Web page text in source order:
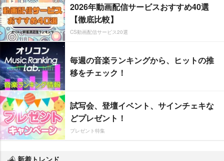
2026年動画配信サービスおすすめ40選
【徹底比較】
CS動画配信サービス20選
毎週の音楽ランキングから、ヒットの推
移をチェック！
試写会、登壇イベント、サインチェキな
どプレゼント！
プレゼント特集
新着トレンド